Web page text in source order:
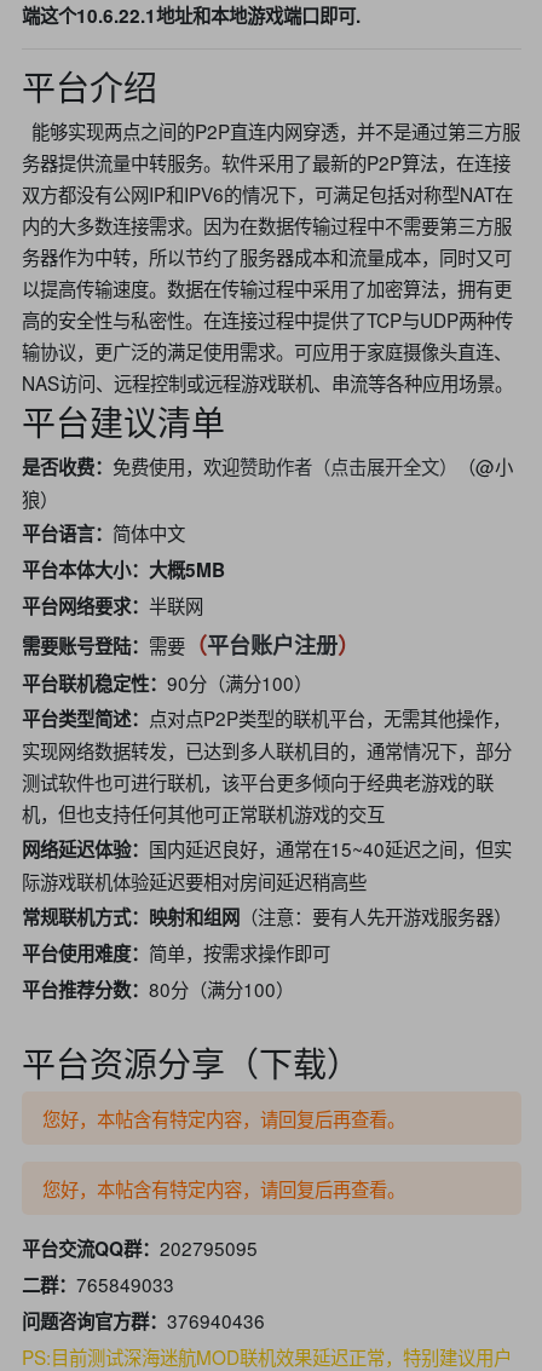
端这个10.6.22.1地址和本地游戏端口即可.
平台介绍
能够实现两点之间的P2P直连内网穿透，并不是通过第三方服
务器提供流量中转服务。软件采用了最新的P2P算法，在连接
双方都没有公网IP和IPV6的情况下，可满足包括对称型NAT在
内的大多数连接需求。因为在数据传输过程中不需要第三方服
务器作为中转，所以节约了服务器成本和流量成本，同时又可
以提高传输速度。数据在传输过程中采用了加密算法，拥有更
高的安全性与私密性。在连接过程中提供了TCP与UDP两种传
输协议，更广泛的满足使用需求。可应用于家庭摄像头直连、
NAS访问、远程控制或远程游戏联机、串流等各种应用场景。
平台建议清单
是否收费： 免费使用，欢迎赞助作者（点击展开全文）
（@小
狼）
平台语言： 简体中文
平台本体大小：大概5MB
平台网络要求： 半联网
需要账号登陆： 需要（平台账户注册）
平台联机稳定性： 90分（满分100）
平台类型简述： 点对点P2P类型的联机平台，无需其他操作，
实现网络数据转发，已达到多人联机目的，通常情况下，部分
测试软件也可进行联机，该平台更多倾向于经典老游戏的联
机，但也支持任何其他可正常联机游戏的交互
网络延迟体验： 国内延迟良好，通常在15~40延迟之间，但实
际游戏联机体验延迟要相对房间延迟稍高些
常规联机方式：映射和组网（注意：要有人先开游戏服务器）
平台使用难度： 简单，按需求操作即可
平台推荐分数： 80分（满分100）
平台资源分享（下载）
您好，本帖含有特定内容，请回复后再查看。
您好，本帖含有特定内容，请回复后再查看。
平台交流QQ群： 202795095
二群： 765849033
问题咨询官方群： 376940436
PS:目前测试深海迷航MOD联机效果延迟正常，特别建议用户